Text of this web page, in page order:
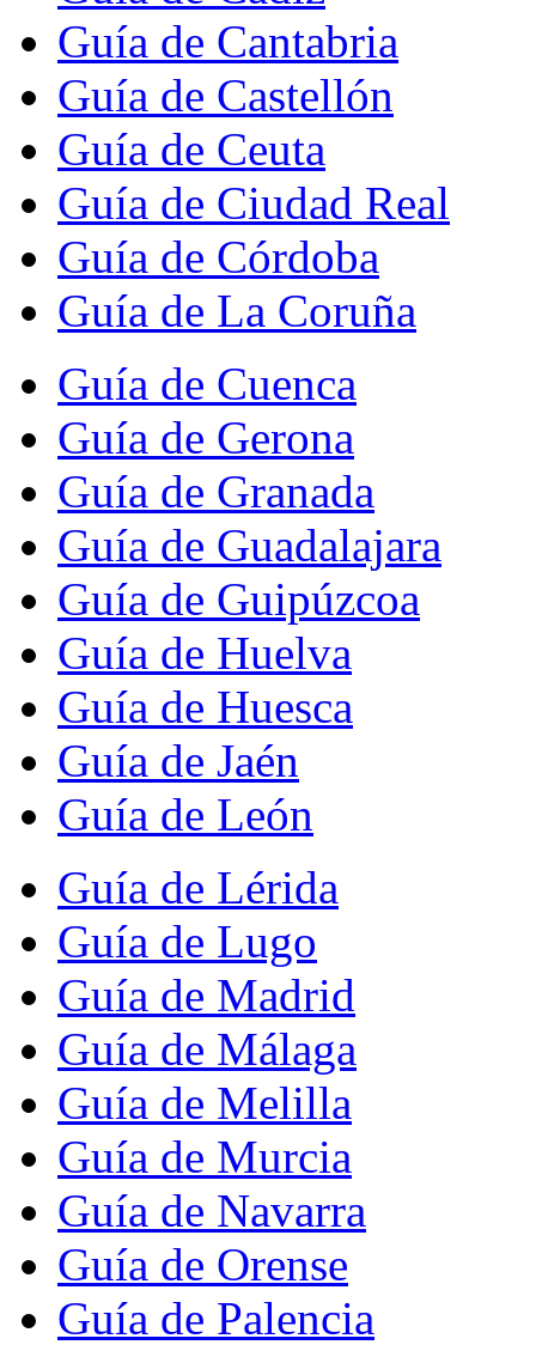
Guía de Cantabria
Guía de Castellón
Guía de Ceuta
Guía de Ciudad Real
Guía de Córdoba
Guía de La Coruña
Guía de Cuenca
Guía de Gerona
Guía de Granada
Guía de Guadalajara
Guía de Guipúzcoa
Guía de Huelva
Guía de Huesca
Guía de Jaén
Guía de León
Guía de Lérida
Guía de Lugo
Guía de Madrid
Guía de Málaga
Guía de Melilla
Guía de Murcia
Guía de Navarra
Guía de Orense
Guía de Palencia